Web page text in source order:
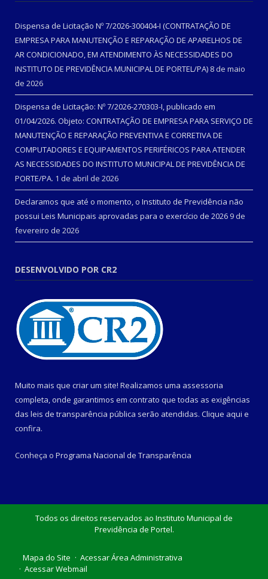
Dispensa de Licitação Nº 7/2026-300404-I (CONTRATAÇÃO DE
EMPRESA PARA MANUTENÇÃO E REPARAÇÃO DE APARELHOS DE
AR CONDICIONADO, EM ATENDIMENTO ÀS NECESSIDADES DO
INSTITUTO DE PREVIDÊNCIA MUNICIPAL DE PORTEL/PA) 8 de maio
de 2026
Dispensa de Licitação: Nº 7/2026-270303-I, publicado em
01/04/2026. Objeto: CONTRATAÇÃO DE EMPRESA PARA SERVIÇO DE
MANUTENÇÃO E REPARAÇÃO PREVENTIVA E CORRETIVA DE
COMPUTADORES E EQUIPAMENTOS PERIFÉRICOS PARA ATENDER
AS NECESSIDADES DO INSTITUTO MUNICIPAL DE PREVIDÊNCIA DE
PORTE/PA. 1 de abril de 2026
Declaramos que até o momento, o Instituto de Previdência não
possui Leis Municipais aprovadas para o exercício de 2026 9 de
fevereiro de 2026
DESENVOLVIDO POR CR2
Muito mais que criar um site! Realizamos uma assessoria
completa, onde garantimos em contrato que todas as exigências
das leis de transparência pública serão atendidas. Clique aqui e
confira.
Conheça o Programa Nacional de Transparência
Todos os direitos reservados ao Instituto Municipal de
Previdência de Portel.
Mapa do Site
Acessar Área Administrativa
Acessar Webmail